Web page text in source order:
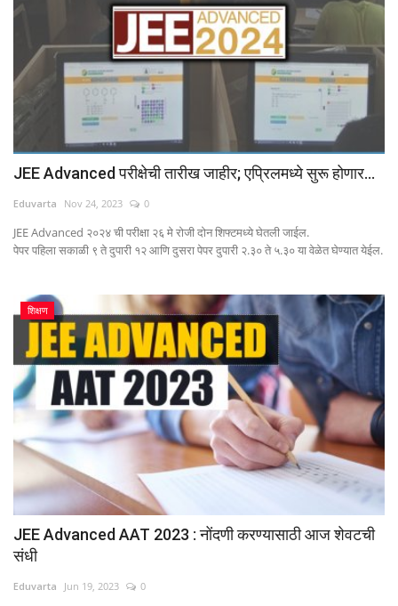
JEE Advanced परीक्षेची तारीख जाहीर; एप्रिलमध्ये सुरू होणार...
Eduvarta Nov 24, 2023 0
JEE Advanced २०२४ ची परीक्षा २६ मे रोजी दोन शिफ्टमध्ये घेतली जाईल.
पेपर पहिला सकाळी ९ ते दुपारी १२ आणि दुसरा पेपर दुपारी २.३० ते ५.३० या वेळेत घेण्यात येईल.
शिक्षण
JEE Advanced AAT 2023 : नोंदणी करण्यासाठी आज शेवटची
संधी
Eduvarta Jun 19, 2023 0